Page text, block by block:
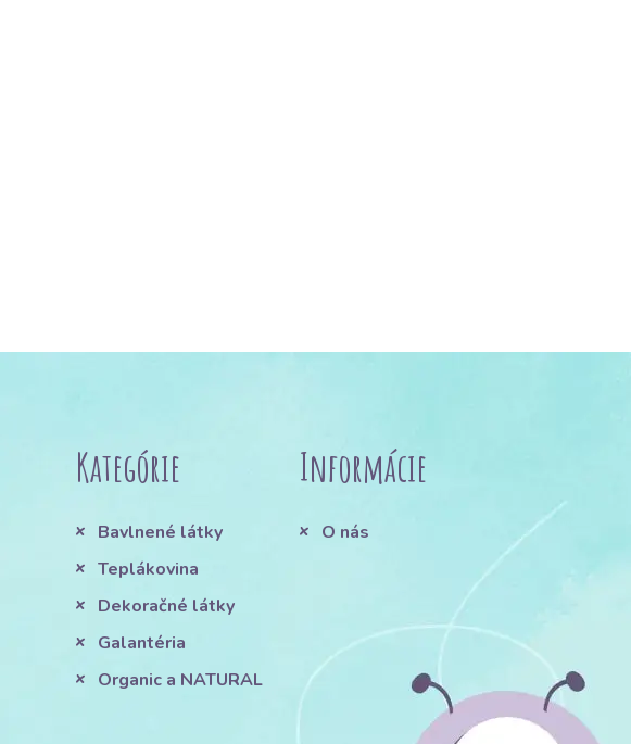
Kategórie
Bavlnené látky
Teplákovina
Dekoračné látky
Galantéria
Organic a NATURAL
Informácie
O nás